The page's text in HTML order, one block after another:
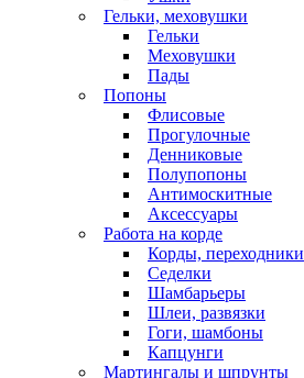
Гельки, меховушки
Гельки
Меховушки
Пады
Попоны
Флисовые
Прогулочные
Денниковые
Полупопоны
Антимоскитные
Аксессуары
Работа на корде
Корды, переходники
Седелки
Шамбарьеры
Шлеи, развязки
Гоги, шамбоны
Капцунги
Мартингалы и шпрунты